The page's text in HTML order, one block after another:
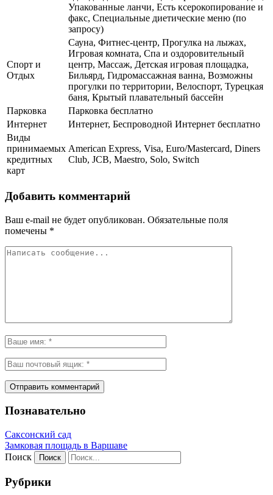
Упакованные ланчи, Есть ксерокопирование и
факс, Специальные диетические меню (по
запросу)
Спорт и
Отдых
Сауна, Фитнес-центр, Прогулка на лыжах,
Игровая комната, Спа и оздоровительный
центр, Массаж, Детская игровая площадка,
Бильярд, Гидромассажная ванна, Возможны
прогулки по территории, Велоспорт, Турецкая
баня, Крытый плавательный бассейн
Парковка
Парковка бесплатно
Интернет
Интернет, Беспроводной Интернет бесплатно
Виды
принимаемых
кредитных
карт
American Express, Visa, Euro/Mastercard, Diners
Club, JCB, Maestro, Solo, Switch
Добавить комментарий
Ваш e-mail не будет опубликован. Обязательные поля
помечены *
Познавательно
Саксонский сад
Замковая площадь в Варшаве
Поиск
Рубрики